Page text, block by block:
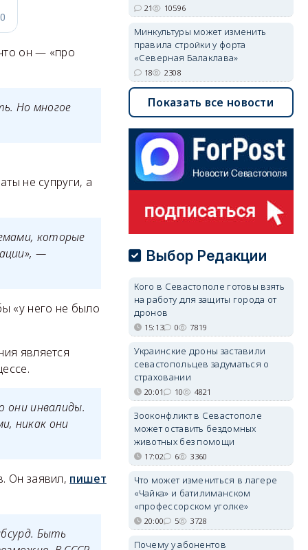
он — «про
Но многое
не супруги, а
которые
—
«у него не было
является
они инвалиды.
никак они
Он заявил, пишет
Быть
21 10596
Минкультуры может изменить
правила стройки у форта
«Северная Балаклава»
18 2308
Показать все новости
Выбор Редакции
Кого в Севастополе готовы взять
на работу для защиты города от
дронов
15:13 0 7819
Украинские дроны заставили
севастопольцев задуматься о
страховании
20:01 10 4821
Зооконфликт в Севастополе
может оставить бездомных
животных без помощи
17:02 6 3360
Что может измениться в лагере
«Чайка» и батилиманском
«профессорском уголке»
20:00 5 3728
Почему у абонентов